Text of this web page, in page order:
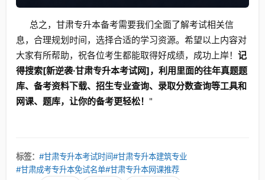
总之，甘肃专升本备考需要我们全面了解考试相关信
息，合理规划时间，选择合适的学习资源。希望以上内容对
大家有所帮助，祝各位考生都能取得好成绩，成功上岸！ 记
得搜索[新逆袭·甘肃专升本考试网]，利用里面的往年真题题
库、备考资料下载、招生专业查询、录取分数查询等工具和
网课、题库，让你的备考更轻松！ "
标签： #甘肃专升本考试时间#甘肃专升本建筑专业
#甘肃成考专升本免试名单#甘肃专升本网课推荐